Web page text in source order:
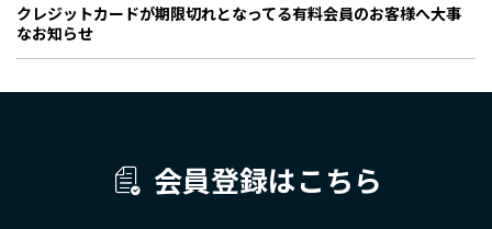
クレジットカードが期限切れとなってる有料会員のお客様へ大事
なお知らせ
会員登録はこちら